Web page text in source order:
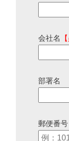
会社名
部署名
郵便番号